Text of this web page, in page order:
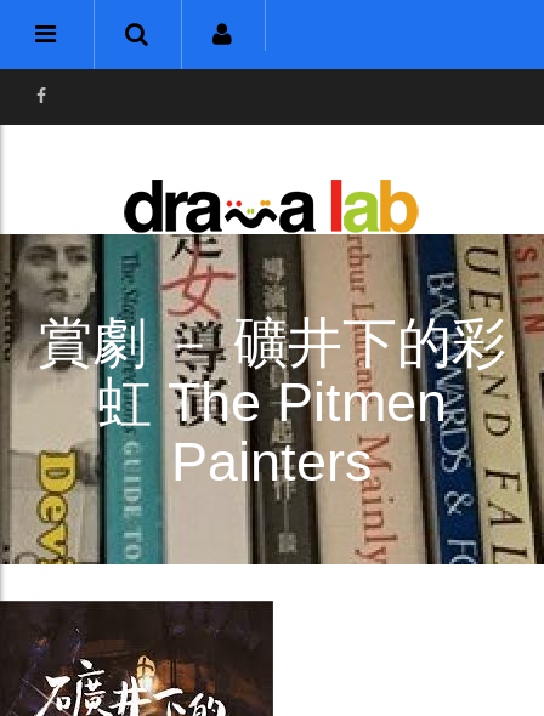
賞劇 － 礦井下的彩
虹 The Pitmen
Painters